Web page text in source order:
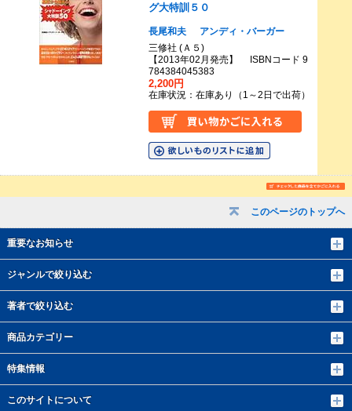
このページのトップへ
重要なお知らせ
ジャンルで絞り込む
著者で絞り込む
商品カテゴリー
特集情報
このサイトについて
グ大特訓５０
長尾和夫
アンディ・バーガー
三修社 (Ａ５)
【2013年02月発売】 ISBNコード 9
784384045383
2,200円
在庫状況：在庫あり（1～2日で出荷）